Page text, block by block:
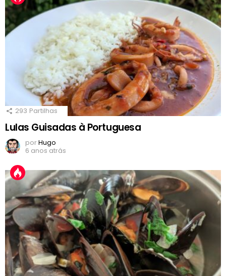
293 Partilhas
Lulas Guisadas à Portuguesa
porHugo
6 anos atrás